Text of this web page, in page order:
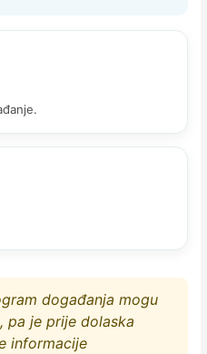
događanja mogu
pa je prije dolaska
informacije